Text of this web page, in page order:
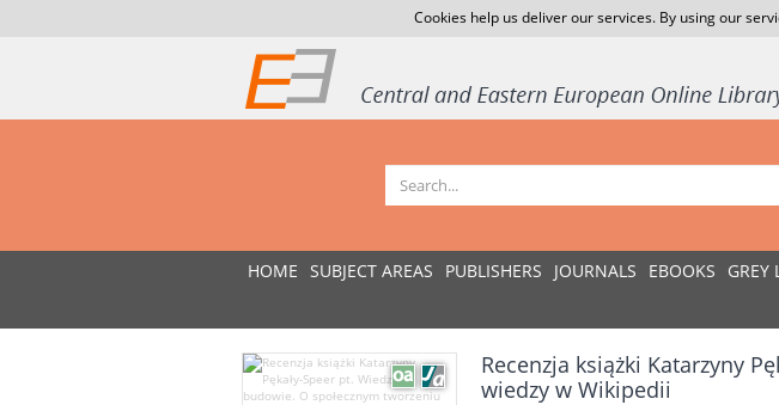
Cookies help us deliver our services. By using our
HOME SUBJECT AREAS PUBLISHERS JOURNALS EBOOKS GREY
Recenzja książki Katarzyny
wiedzy w Wikipedii